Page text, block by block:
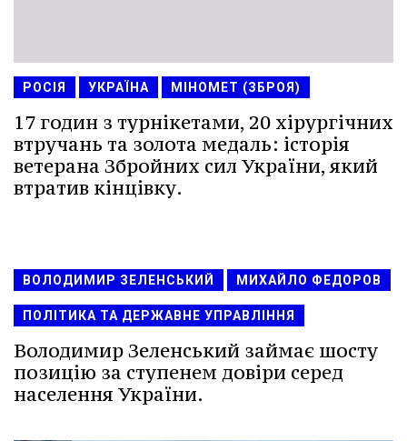
РОСІЯ УКРАЇНА МІНОМЕТ (ЗБРОЯ)
17 годин з турнікетами, 20 хірургічних
втручань та золота медаль: історія
ветерана Збройних сил України, який
втратив кінцівку.
ВОЛОДИМИР ЗЕЛЕНСЬКИЙ МИХАЙЛО ФЕДОРОВ
ПОЛІТИКА ТА ДЕРЖАВНЕ УПРАВЛІННЯ
Володимир Зеленський займає шосту
позицію за ступенем довіри серед
населення України.